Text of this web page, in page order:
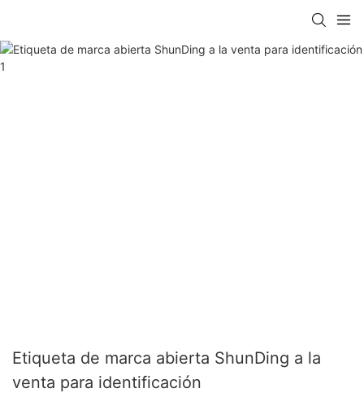
Etiqueta de marca abierta ShunDing a la
venta para identificación